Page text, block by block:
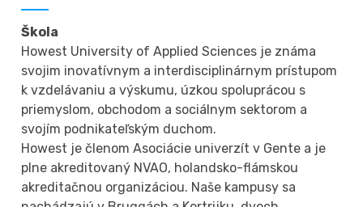
Škola
Howest University of Applied Sciences je známa
svojim inovatívnym a interdisciplinárnym prístupom
k vzdelávaniu a výskumu, úzkou spoluprácou s
priemyslom, obchodom a sociálnym sektorom a
svojím podnikateľským duchom.
Howest je členom Asociácie univerzít v Gente a je
plne akreditovaný NVAO, holandsko-flámskou
akreditačnou organizáciou. Naše kampusy sa